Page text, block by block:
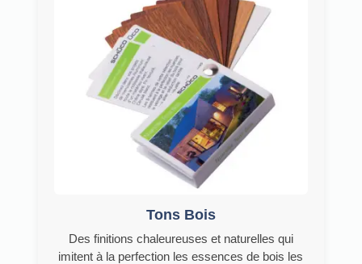
Tons Bois
Des finitions chaleureuses et naturelles qui
imitent à la perfection les essences de bois les